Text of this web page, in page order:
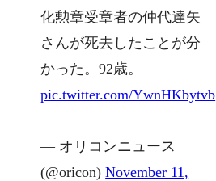
化勲章受章者の仲代達矢
さんが死去したことが分
かった。92歳。
pic.twitter.com/YwnHKbytvb
— オリコンニュース
(@oricon)November 11,